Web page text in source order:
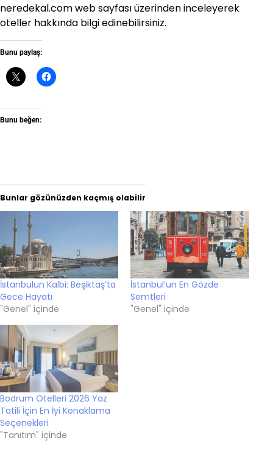
neredekal.com web sayfası üzerinden inceleyerek
oteller hakkında bilgi edinebilirsiniz.
Bunu paylaş:
Bunu beğen:
Bunlar gözünüzden kaçmış olabilir
İstanbulun Kalbi: Beşiktaş’ta
Gece Hayatı
"Genel" içinde
İstanbul’un En Gözde
Semtleri
"Genel" içinde
Bodrum Otelleri 2026 Yaz
Tatili İçin En İyi Konaklama
Seçenekleri
"Tanıtım" içinde